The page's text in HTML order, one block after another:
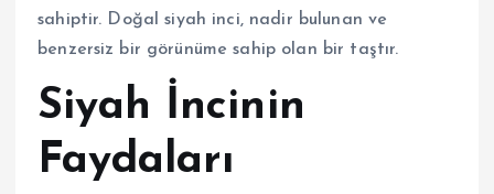
sahiptir. Doğal siyah inci, nadir bulunan ve
benzersiz bir görünüme sahip olan bir taştır.
Siyah İncinin
Faydaları